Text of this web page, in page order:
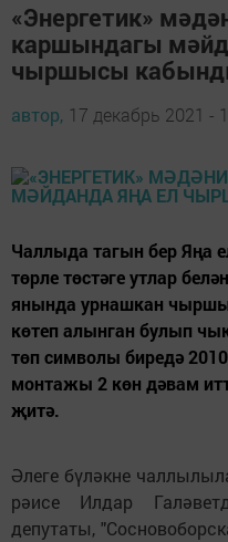
«Энергетик»
каршындагы
чыршысы
автор, 17 декабрь 2021 -
Чаллыда тагын бер
төрле төстәге утлар
янында урнашкан
көтеп алынган булып
төп символы биредә
монтажы 2 көн дәвам
җитә.
Әлеге бүләкне
рәисе Илдар
депутаты,